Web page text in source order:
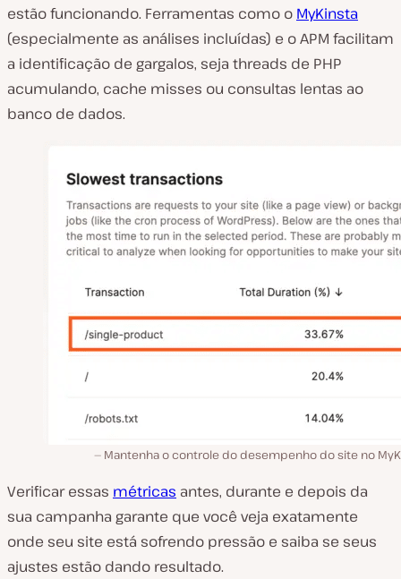
estão funcionando. Ferramentas como o MyKinsta
(especialmente as análises incluídas) e o APM facilitam
a identificação de gargalos, seja threads de PHP
acumulando, cache misses ou consultas lentas ao
banco de dados.
Mantenha o controle do desempenho do site no
Verificar essas métricas antes, durante e depois da
sua campanha garante que você veja exatamente
onde seu site está sofrendo pressão e saiba se seus
ajustes estão dando resultado.